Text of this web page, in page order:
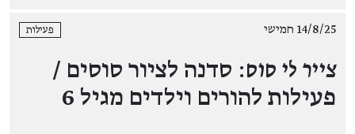
14/8/25 חמישי פעילות
צייר לי סוס: סדנה לציור סוסים /
פעילות להורים וילדים מגיל 6